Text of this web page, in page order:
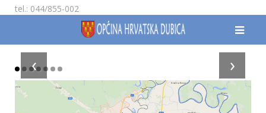
tel.: 044/855-002
›
‹